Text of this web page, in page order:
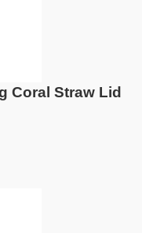
Coral Straw Lid